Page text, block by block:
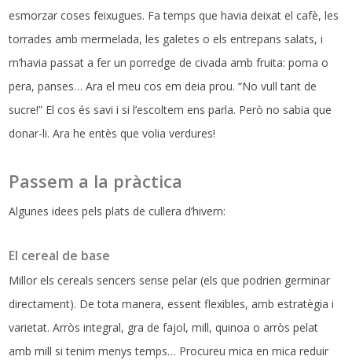
esmorzar coses feixugues. Fa temps que havia deixat el cafè, les
torrades amb mermelada, les galetes o els entrepans salats, i
m’havia passat a fer un porredge de civada amb fruita: poma o
pera, panses… Ara el meu cos em deia prou. “No vull tant de
sucre!” El cos és savi i si l’escoltem ens parla. Però no sabia que
donar-li. Ara he entès que volia verdures!
Passem a la pràctica
Algunes idees pels plats de cullera d’hivern:
El cereal de base
Millor els cereals sencers sense pelar (els que podrien germinar
directament). De tota manera, essent flexibles, amb estratègia i
varietat. Arròs integral, gra de fajol, mill, quinoa o arròs pelat
amb mill si tenim menys temps… Procureu mica en mica reduir